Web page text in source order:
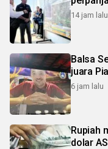
14 jam lalu
Balsa
juara
6 jam lalu
Rupiah
dolar AS